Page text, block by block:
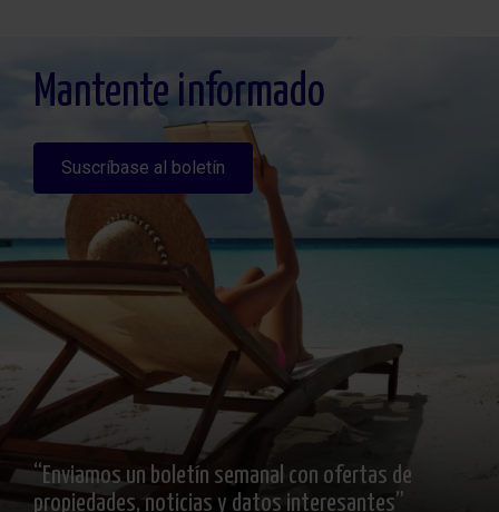
detallada sobre protección de datosAquí
Mantente informado
Suscríbase al boletín
“Enviamos un boletín semanal con ofertas de
propiedades, noticias y datos interesantes”